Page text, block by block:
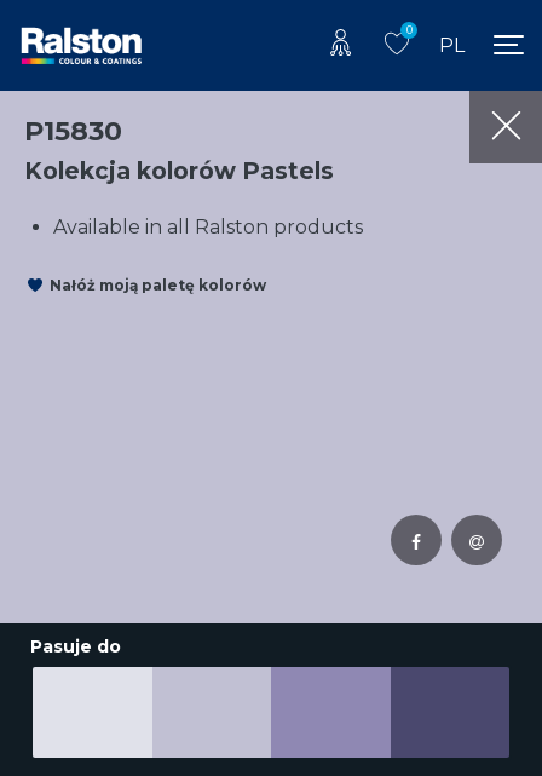
0
PL
P15830
Kolekcja kolorów Pastels
Available in all Ralston products
Nałóż moją paletę kolorów
Pasuje do